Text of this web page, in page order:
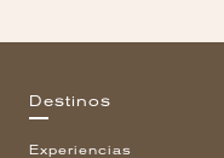
Destinos
Experiencias